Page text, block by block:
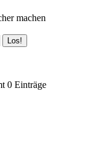
machen
0 Einträge